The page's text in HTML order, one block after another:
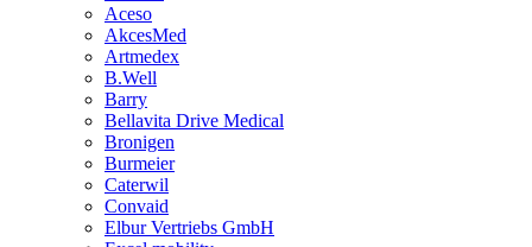
Aceso
AkcesMed
Artmedex
B.Well
Barry
Bellavita Drive Medical
Bronigen
Burmeier
Caterwil
Convaid
Elbur Vertriebs GmbH